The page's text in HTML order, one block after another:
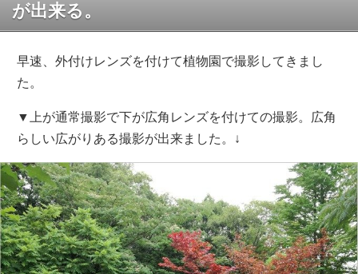
が出来る。
早速、外付けレンズを付けて植物園で撮影してきまし
た。
▼上が通常撮影で下が広角レンズを付けての撮影。広角
らしい広がりある撮影が出来ました。↓